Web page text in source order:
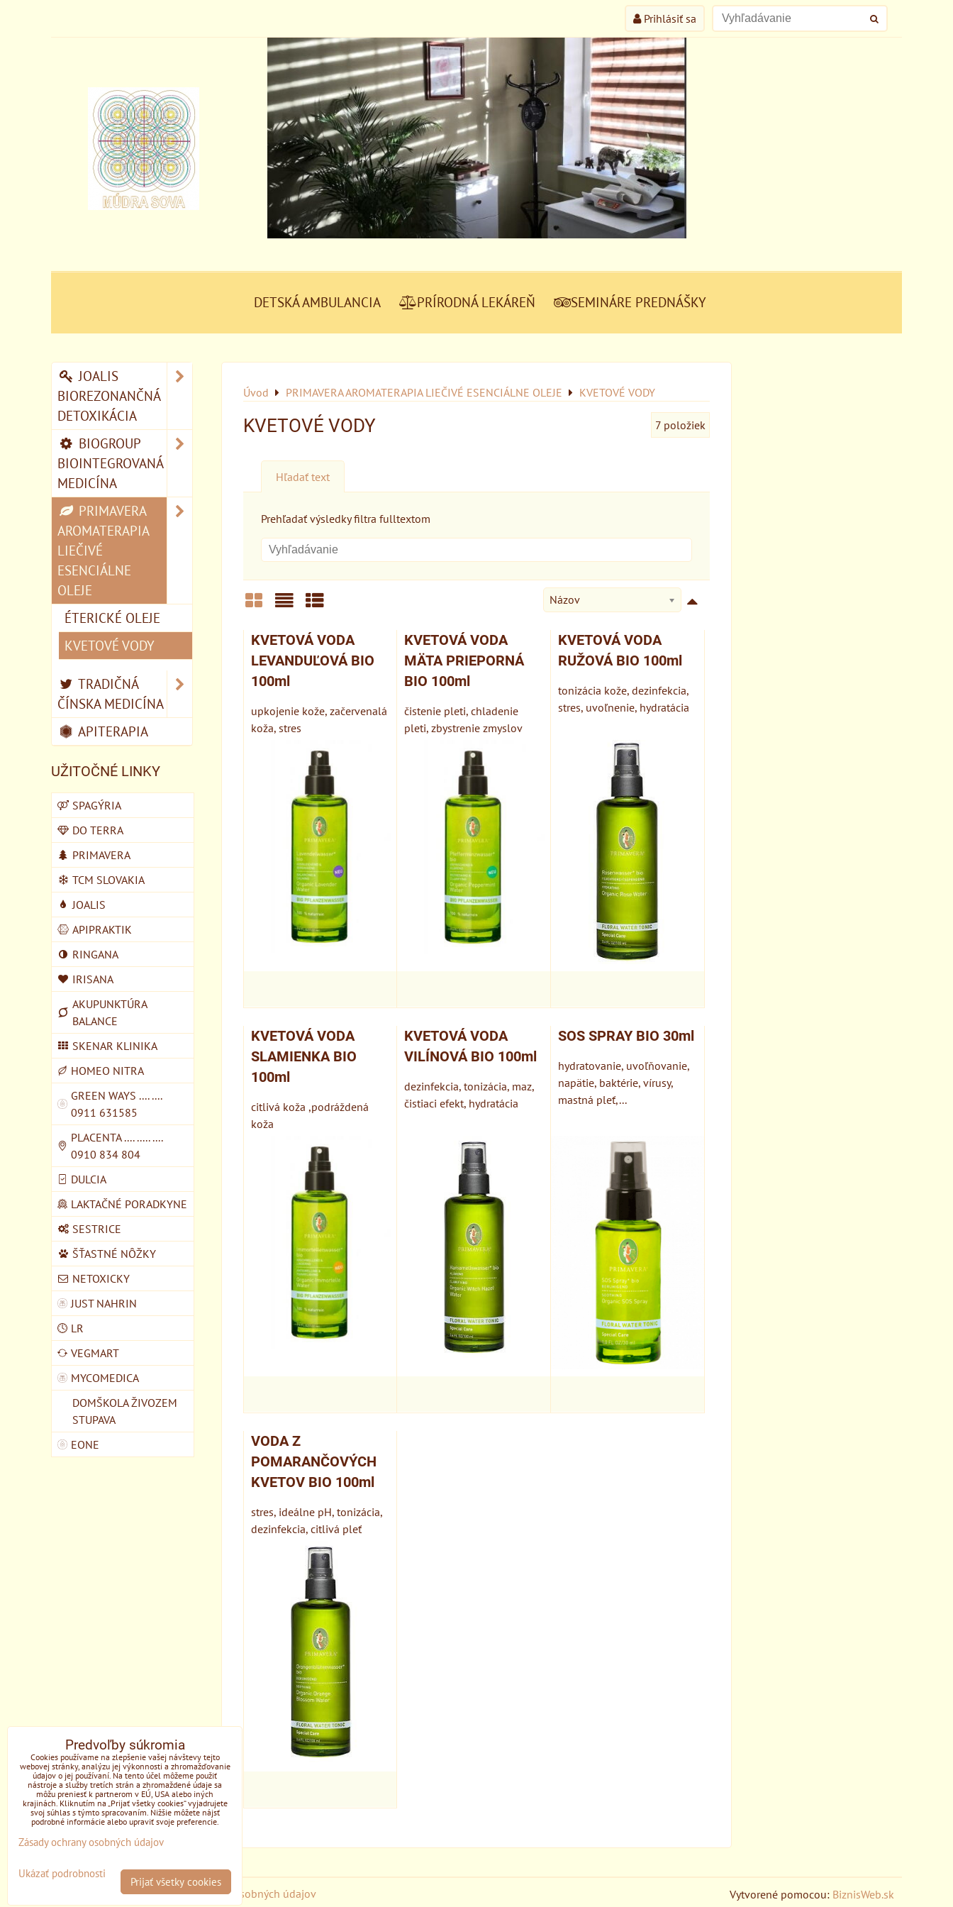
Prihlásiť sa
DETSKÁ AMBULANCIA PRÍRODNÁ LEKÁREŇ SEMINÁRE PREDNÁŠKY
Úvod PRIMAVERA AROMATERAPIA LIEČIVÉ ESENCIÁLNE OLEJE KVETOVÉ VODY
KVETOVÉ VODY 7 položiek
Hľadať text
Prehľadať výsledky filtra fulltextom
MriežkaZoznamTabuľka
Názov
KVETOVÁ VODA
LEVANDUĽOVÁ BIO
100ml
upkojenie kože, začervenalá
koža, stres
KVETOVÁ VODA
MÄTA PRIEPORNÁ
BIO 100ml
čistenie pleti, chladenie
pleti, zbystrenie zmyslov
KVETOVÁ VODA
RUŽOVÁ BIO 100ml
tonizácia kože, dezinfekcia,
stres, uvoľnenie, hydratácia
KVETOVÁ VODA
SLAMIENKA BIO
100ml
citlivá koža ,podráždená
koža
KVETOVÁ VODA
VILÍNOVÁ BIO 100ml
dezinfekcia, tonizácia, maz,
čistiaci efekt, hydratácia
SOS SPRAY BIO 30ml
hydratovanie, uvoľňovanie,
napätie, baktérie, vírusy,
mastná pleť,...
VODA Z
POMARANČOVÝCH
KVETOV BIO 100ml
stres, ideálne pH, tonizácia,
dezinfekcia, citlivá pleť
JOALIS
BIOREZONANČNÁ
DETOXIKÁCIA
BIOGROUP
BIOINTEGROVANÁ
MEDICÍNA
PRIMAVERA
AROMATERAPIA
LIEČIVÉ
ESENCIÁLNE
OLEJE
ÉTERICKÉ OLEJE
KVETOVÉ VODY
TRADIČNÁ
ČÍNSKA MEDICÍNA
APITERAPIA
UŽITOČNÉ LINKY
SPAGÝRIA
DO TERRA
PRIMAVERA
TCM SLOVAKIA
JOALIS
APIPRAKTIK
RINGANA
IRISANA
AKUPUNKTÚRA
BALANCE
SKENAR KLINIKA
HOMEO NITRA
GREEN WAYS .... ....
0911 631585
PLACENTA .... ..... ....
0910 834 804
DULCIA
LAKTAČNÉ PORADKYNE
SESTRICE
ŠŤASTNÉ NÔŽKY
NETOXICKY
JUST NAHRIN
LR
VEGMART
MYCOMEDICA
DOMŠKOLA ŽIVOZEM
STUPAVA
EONE
Predvoľby súkromia Zásady ochrany osobných údajov Vytvorené pomocou: BiznisWeb.sk
Predvoľby súkromia
Cookies používame na zlepšenie vašej návštevy tejto
webovej stránky, analýzu jej výkonnosti a zhromažďovanie
údajov o jej používaní. Na tento účel môžeme použiť
nástroje a služby tretích strán a zhromaždené údaje sa
môžu preniesť k partnerom v EÚ, USA alebo iných
krajinách. Kliknutím na „Prijať všetky cookies“ vyjadrujete
svoj súhlas s týmto spracovaním. Nižšie môžete nájsť
podrobné informácie alebo upraviť svoje preferencie.
Zásady ochrany osobných údajov
Ukázať podrobnosti
Prijať všetky cookies